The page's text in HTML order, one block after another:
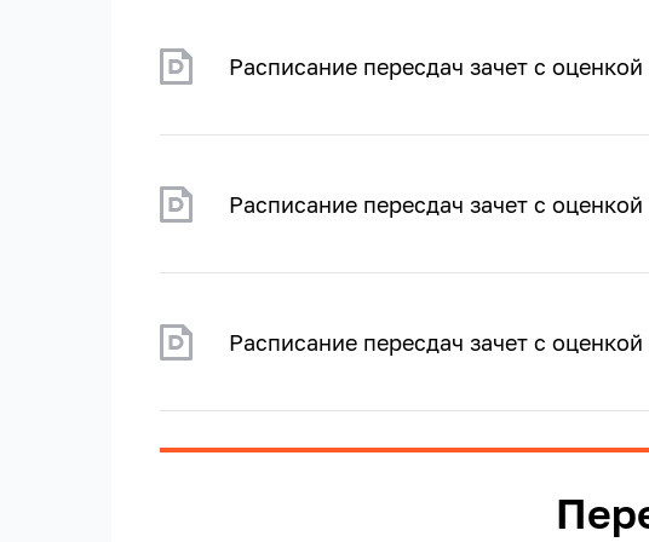
Расписание пересдач зачет с
Расписание пересдач зачет с
Расписание пересдач зачет с